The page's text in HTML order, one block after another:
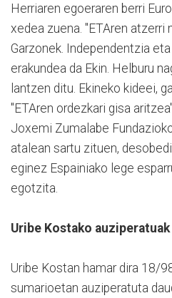
Herriaren egoeraren berri
xedea zuena. "ETAren
Garzonek. Independentzia
erakundea da Ekin. Helburu
lantzen ditu. Ekineko kideei,
"ETAren ordezkari gisa
Joxemi Zumalabe
atalean sartu zituen,
eginez Espainiako lege
egotzita.
Uribe Kostako auziperatuak
Uribe Kostan hamar dira 18/
sumarioetan auziperatuta